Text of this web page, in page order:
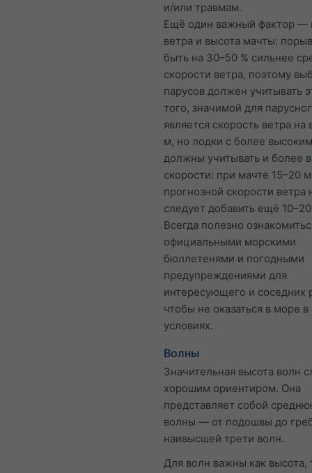
и/или травмам.
Ещё один важный фактор —
ветра и высота мачты:
быть на 30–50 % сильнее
скорости ветра, поэтому
парусов должен учитывать
того, значимой для
является скорость ветра на
м, но лодки с более
должны учитывать и более
скорости: при мачте 15–20
прогнозной скорости ветра
следует добавить ещё
Всегда полезно
официальными морскими
бюллетенями и погодными
предупреждениями для
интересующего и соседних
чтобы не оказаться в море
условиях.
Волны
Значительная высота волн
хорошим ориентиром. Она
представляет собой
волны — от подошвы до
наивысшей трети волн.
Для волн важны как высота,